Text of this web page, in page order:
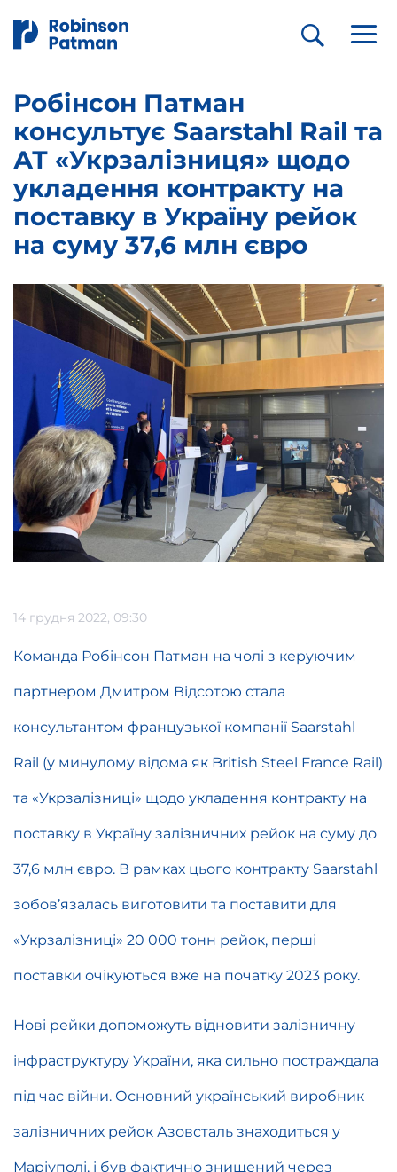
Робінсон Патман
консультує Saarstahl Rail та
АТ «Укрзалізниця» щодо
укладення контракту на
поставку в Україну рейок
на суму 37,6 млн євро
14 грудня 2022, 09:30
Команда Робінсон Патман на чолі з керуючим
партнером Дмитром Відсотою стала
консультантом французької компанії Saarstahl
Rail (у минулому відома як British Steel France Rail)
та «Укрзалізниці» щодо укладення контракту на
поставку в Україну залізничних рейок на суму до
37,6 млн євро. В рамках цього контракту Saarstahl
зобов’язалась виготовити та поставити для
«Укрзалізниці» 20 000 тонн рейок, перші
поставки очікуються вже на початку 2023 року.
Нові рейки допоможуть відновити залізничну
інфраструктуру України, яка сильно постраждала
під час війни. Основний український виробник
залізничних рейок Азовсталь знаходиться у
Маріуполі, і був фактично знищений через